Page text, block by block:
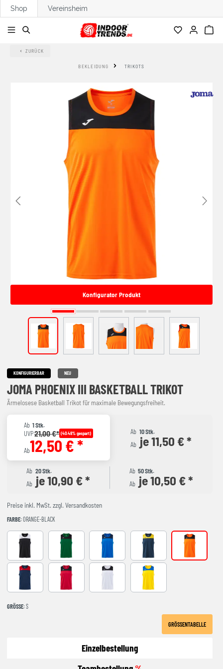
springen
Shop Vereinsheim
ZURÜCK
BEKLEIDUNG TRIKOTS
Konfigurator Produkt
KONFIGURIERBAR NEU
JOMA PHOENIX III BASKETBALL TRIKOT
Ärmelosese Basketball Trikot für maximale Bewegungsfreiheit.
Ab 1 Stk.
UVP21,00 €* (40.48% gespart)
Ab12,50 € *
Ab 10 Stk.
Ab je 11,50 € *
Ab 20 Stk.
Ab je 10,90 € *
Ab 50 Stk.
Ab je 10,50 € *
Preise inkl. MwSt. zzgl. Versandkosten
FARBE: ORANGE-BLACK
BLACK-WHITE GREEEN-BLACK ROYAL-NAVY NAVY-YELLOW ORANGE-
NAVY-RED RED-BLACK YELLOW-ROYAL
GRÖSSE : S
GRÖSSENTABELLE
Einzelbestellung